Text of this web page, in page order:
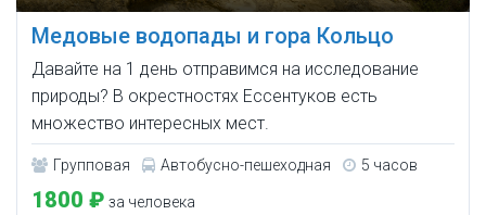
Медовые водопады и гора Кольцо
Давайте на 1 день отправимся на исследование
природы? В окрестностях Ессентуков есть
множество интересных мест.
Групповая Автобусно-пешеходная 5 часов
1800 ₽ за человека